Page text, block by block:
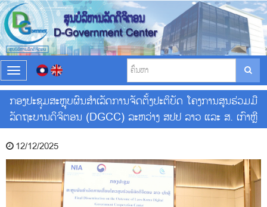
T
o
g
g
l
e
a
v
i
g
ກອງປະຊຸມສະຫຼຸບຜົນສໍາເລັດການຈັດຕັ້ງປະຕິບັດ ໂຄງການສູນຮ່ວມມື
ລັດຖະບານດິຈິຕອນ (DGCC) ລະຫວ່າງ ສປປ ລາວ ແລະ ສ. ເກົາຫຼີ
12/12/2025